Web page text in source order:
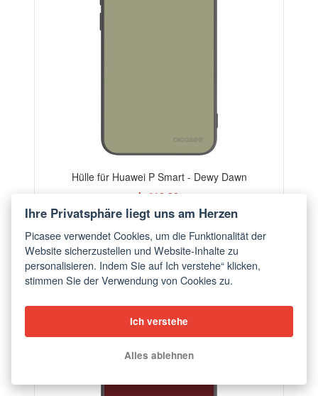
Hülle für Huawei P Smart - Dewy Dawn
ab €18,28
Ihre Privatsphäre liegt uns am Herzen
Picasee verwendet Cookies, um die Funktionalität der
Website sicherzustellen und Website-Inhalte zu
personalisieren. Indem Sie auf Ich verstehe“ klicken,
stimmen Sie der Verwendung von Cookies zu.
Ich verstehe
Alles ablehnen